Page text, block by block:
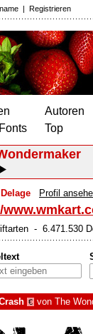
| Registrieren
Autoren
Top
Profil
- 6.471.530
€ von The